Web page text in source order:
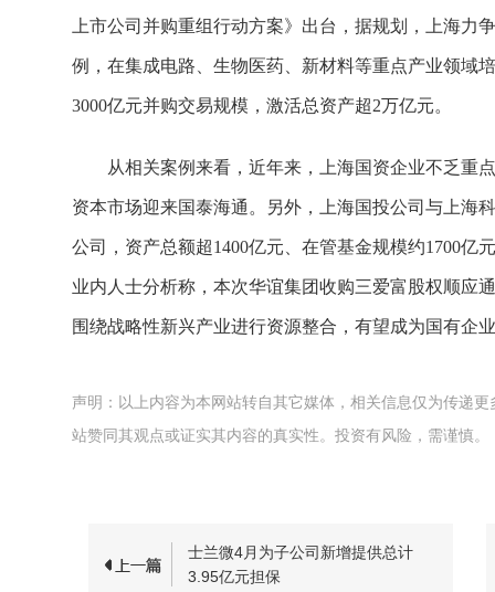
上市公司并购重组行动方案》出台，据规划，上海力
例，在集成电路、生物医药、新材料等重点产业领域
3000亿元并购交易规模，激活总资产超2万亿元。
从相关案例来看，近年来，上海国资企业不乏重
资本市场迎来国泰海通。另外，上海国投公司与上海
公司，资产总额超1400亿元、在管基金规模约1700亿
业内人士分析称，本次华谊集团收购三爱富股权顺应
围绕战略性新兴产业进行资源整合，有望成为国有企
声明：以上内容为本网站转自其它媒体，相关信息仅为传递
站赞同其观点或证实其内容的真实性。投资有风险，需谨慎。
士兰微4月为子公司新增提供总计
3.95亿元担保